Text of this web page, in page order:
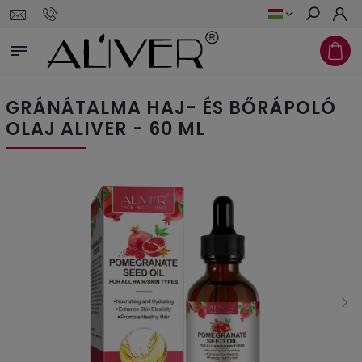
Keresés
GRÁNÁTALMA HAJ- ÉS BŐRÁPOLÓ
OLAJ ALIVER - 60 ML